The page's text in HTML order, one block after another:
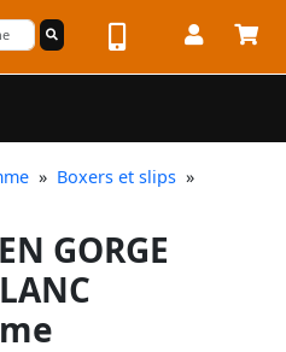
» Boxers et slips »
GORGE